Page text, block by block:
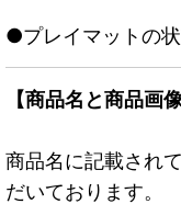
●プレイマットの
【商品名と商品画
商品名に記載され
だいております。